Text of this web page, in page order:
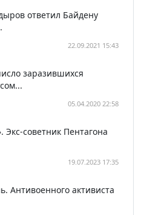
ответил Байдену
22.09.2021 15:43
заразившихся
05.04.2020 22:58
Экс-советник Пентагона
19.07.2023 17:35
Антивоенного активиста